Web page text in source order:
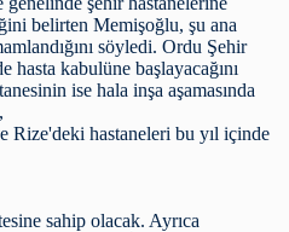
belirten Memişoğlu, şu ana
söyledi. Ordu Şehir
hasta kabulüne başlayacağını
ise hala inşa aşamasında
Rize'deki hastaneleri bu yıl içinde
sahip olacak. Ayrıca